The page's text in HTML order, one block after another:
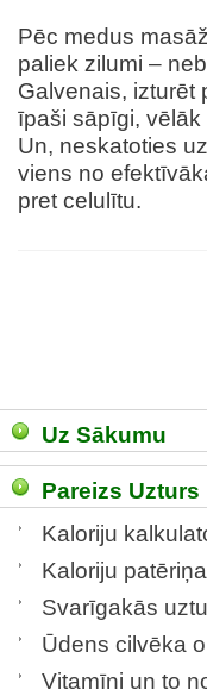
Uz Sākumu
Pareizs Uzturs
Kaloriju
Kaloriju
Svarīgakās
Ūdens cilvēka
Vitamīni un to
Pēc medus
paliek zilumi –
Galvenais, izturēt
īpaši sāpīgi,
Un, neskatoties
viens no
pret celulītu.